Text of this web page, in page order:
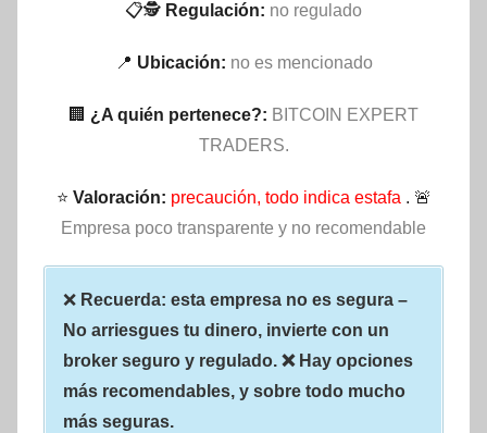
📋🕵 Regulación: no regulado
📍 Ubicación: no es mencionado
🏢 ¿A quién pertenece?: BITCOIN EXPERT
TRADERS.
⭐ Valoración: precaución, todo indica estafa . 🚨
Empresa poco transparente y no recomendable
❌ Recuerda: esta empresa no es segura –
No arriesgues tu dinero, invierte con un
broker seguro y regulado. ❌ Hay opciones
más recomendables, y sobre todo mucho
más seguras.